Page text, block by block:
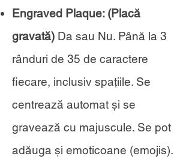
Engraved Plaque: (Placă
gravată) Da sau Nu. Până la 3
rânduri de 35 de caractere
fiecare, inclusiv spațiile. Se
centrează automat și se
gravează cu majuscule. Se pot
adăuga și emoticoane (emojis).